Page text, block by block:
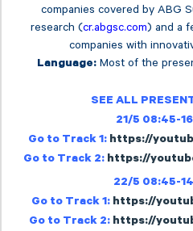
companies covered by ABG
research (cr.abgsc.com) and a
companies with
Language: Most of the
SEE ALL
21/5 08:45-
Go to Track 1: https://
Go to Track 2: https://
22/5 08:45-
Go to Track 1: https://
Go to Track 2: https://